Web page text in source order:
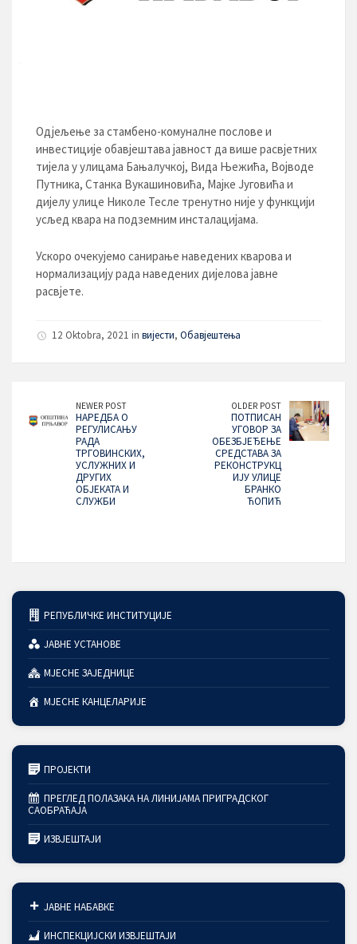
Одјељење за стамбено-комуналне послове и
инвестиције обавјештава јавност да више расвјетних
тијела у улицама Бањалучкој, Вида Њежића, Војводе
Путника, Станка Вукашиновића, Мајке Југовића и
дијелу улице Николе Тесле тренутно није у функцији
усљед квара на подземним инсталацијама.
Ускоро очекујемо санирање наведених кварова и
нормализацију рада наведених дијелова јавне
расвјете.
12 Oktobra, 2021 in вијести, Обавјештења
NEWER POST
НАРЕДБА О
РЕГУЛИСАЊУ
РАДА
ТРГОВИНСКИХ,
УСЛУЖНИХ И
ДРУГИХ
ОБЈЕКАТА И
СЛУЖБИ
OLDER POST
ПОТПИСАН
УГОВОР ЗА
ОБЕЗБЈЕЂЕЊЕ
СРЕДСТАВА ЗА
РЕКОНСТРУКЦ
ИЈУ УЛИЦЕ
БРАНКО
ЋОПИЋ
РЕПУБЛИЧКЕ ИНСТИТУЦИЈЕ
ЈАВНЕ УСТАНОВЕ
МЈЕСНЕ ЗАЈЕДНИЦЕ
МЈЕСНЕ КАНЦЕЛАРИЈЕ
ПРОЈЕКТИ
ПРЕГЛЕД ПОЛАЗАКА НА ЛИНИЈАМА ПРИГРАДСКОГ
САОБРАЋАЈА
ИЗВЈЕШТАЈИ
ЈАВНЕ НАБАВКЕ
ИНСПЕКЦИЈСКИ ИЗВЈЕШТАЈИ